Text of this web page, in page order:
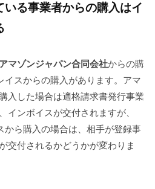
る事業者からの購入はイ
アマゾンジャパン合同会社からの購
イスからの購入があります。アマ
入した場合は適格請求書発行事業
インボイスが交付されますが、
から購入の場合は、相手が登録事
交付されるかどうかが変わりま